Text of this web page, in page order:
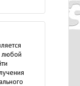
любой